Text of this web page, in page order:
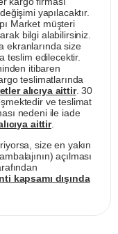
yapılacaktır.
Market müşteri
bilgi alabilirsiniz.
ekranlarında size
teslim edilecektir.
itibaren
teslimatlarında
alıcıya aittir. 30
ve teslimat
nedeni ile iade
aittir.
size en yakın
açılması
kapsamı dışında